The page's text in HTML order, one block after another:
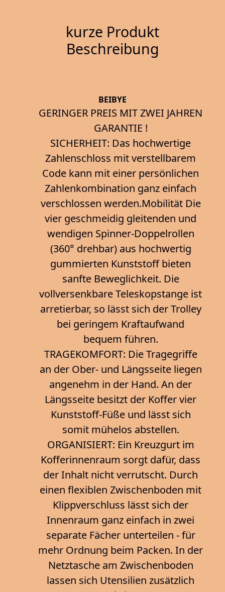
kurze Produkt
Beschreibung
BEIBYE
GERINGER PREIS MIT ZWEI JAHREN
GARANTIE !
SICHERHEIT: Das hochwertige
Zahlenschloss mit verstellbarem
Code kann mit einer persönlichen
Zahlenkombination ganz einfach
verschlossen werden.Mobilität Die
vier geschmeidig gleitenden und
wendigen Spinner-Doppelrollen
(360° drehbar) aus hochwertig
gummierten Kunststoff bieten
sanfte Beweglichkeit. Die
vollversenkbare Teleskopstange ist
arretierbar, so lässt sich der Trolley
bei geringem Kraftaufwand
bequem führen.
TRAGEKOMFORT: Die Tragegriffe
an der Ober- und Längsseite liegen
angenehm in der Hand. An der
Längsseite besitzt der Koffer vier
Kunststoff-Füße und lässt sich
somit mühelos abstellen.
ORGANISIERT: Ein Kreuzgurt im
Kofferinnenraum sorgt dafür, dass
der Inhalt nicht verrutscht. Durch
einen flexiblen Zwischenboden mit
Klippverschluss lässt sich der
Innenraum ganz einfach in zwei
separate Fächer unterteilen - für
mehr Ordnung beim Packen. In der
Netztasche am Zwischenboden
lassen sich Utensilien zusätzlich